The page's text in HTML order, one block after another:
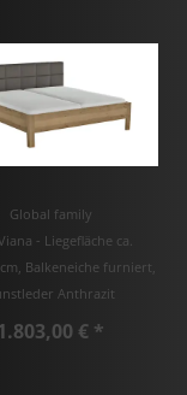
Global family
- Liegefläche ca.
Balkeneiche furniert,
Anthrazit
€ *